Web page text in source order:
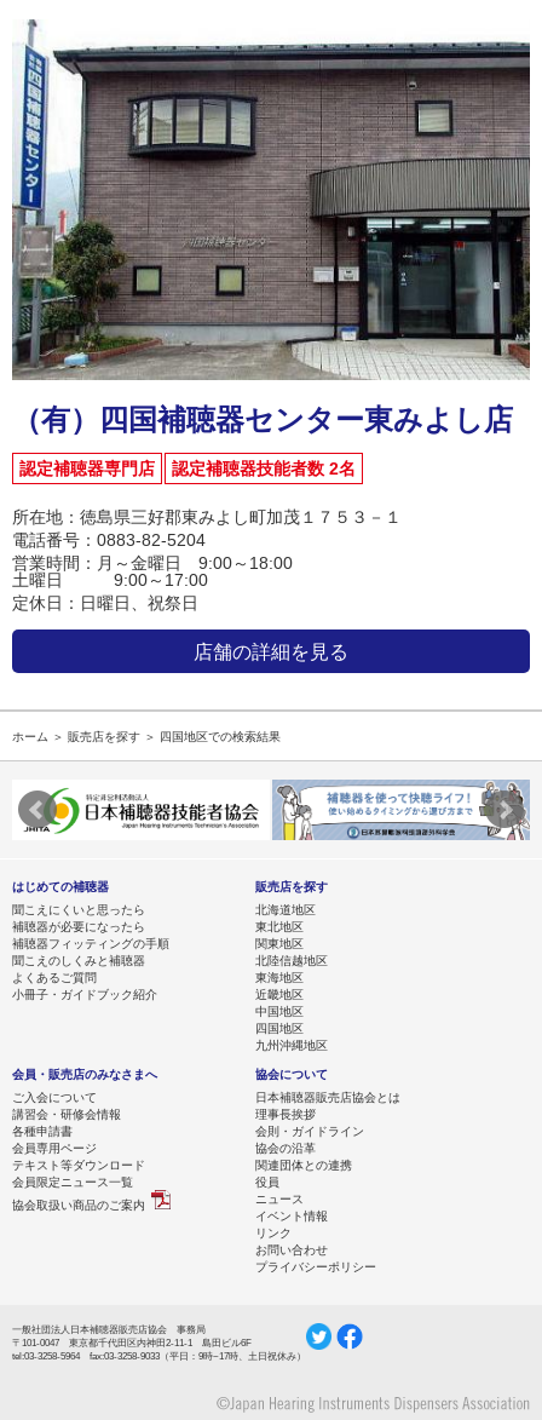
（有）四国補聴器センター東みよし店
認定補聴器専門店 認定補聴器技能者数 2名
所在地：徳島県三好郡東みよし町加茂１７５３－１
電話番号：0883-82-5204
営業時間：月～金曜日 9:00～18:00
土曜日 9:00～17:00
定休日：日曜日、祝祭日
店舗の詳細を見る
ホーム ＞ 販売店を探す ＞ 四国地区での検索結果
はじめての補聴器
聞こえにくいと思ったら
補聴器が必要になったら
補聴器フィッティングの手順
聞こえのしくみと補聴器
よくあるご質問
小冊子・ガイドブック紹介
販売店を探す
北海道地区
東北地区
関東地区
北陸信越地区
東海地区
近畿地区
中国地区
四国地区
九州沖縄地区
会員・販売店のみなさまへ
ご入会について
講習会・研修会情報
各種申請書
会員専用ページ
テキスト等ダウンロード
会員限定ニュース一覧
協会取扱い商品のご案内
協会について
日本補聴器販売店協会とは
理事長挨拶
会則・ガイドライン
協会の沿革
関連団体との連携
役員
ニュース
イベント情報
リンク
お問い合わせ
プライバシーポリシー
一般社団法人日本補聴器販売店協会 事務局
〒101-0047 東京都千代田区内神田2-11-1 島田ビル6F
tel:03-3258-5964 fax:03-3258-9033（平日：9時~17時、土日祝休み）